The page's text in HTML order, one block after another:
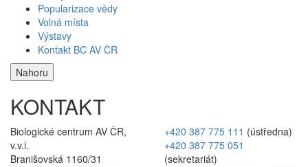
Popularizace vědy
Volná místa
Výstavy
Kontakt BC AV ČR
Nahoru
KONTAKT
Biologické centrum AV ČR,
v.v.i.
Branišovská 1160/31
+420 387 775 111 (ústředna)
+420 387 775 051
(sekretariát)